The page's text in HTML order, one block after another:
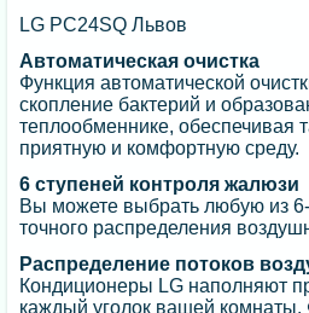
LG PC24SQ Львов
Автоматическая очистка
Функция автоматической
скопление бактерий и
теплообменнике, обеспечивая
приятную и комфортную среду.
6 ступеней контроля жалюзи
Вы можете выбрать любую из
точного распределения
Распределение потоков
Кондиционеры LG наполняют
каждый уголок вашей комнаты.